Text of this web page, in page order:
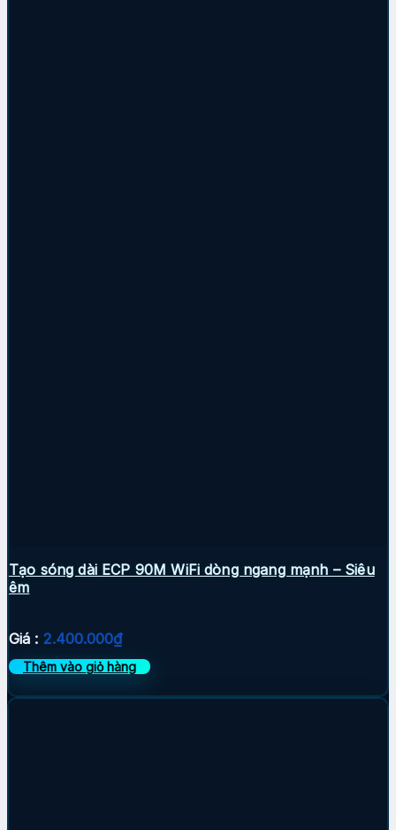
Tạo sóng dài ECP 90M WiFi dòng ngang mạnh – Siêu
êm
Giá : 2.400.000₫
Thêm vào giỏ hàng